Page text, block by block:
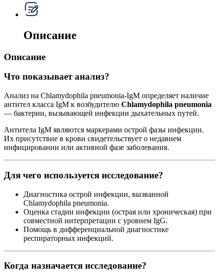
Описание
Описание
Что показывает анализ?
Анализ на Chlamydophila pneumonia-IgM определяет наличие
антител класса IgM к возбудителю Chlamydophila pneumonia
— бактерии, вызывающей инфекции дыхательных путей.
Антитела IgM являются маркерами острой фазы инфекции.
Их присутствие в крови свидетельствует о недавнем
инфицировании или активной фазе заболевания.
Для чего используется исследование?
Диагностика острой инфекции, вызванной
Chlamydophila pneumonia.
Оценка стадии инфекции (острая или хроническая) при
совместной интерпретации с уровнем IgG.
Помощь в дифференциальной диагностике
респираторных инфекций.
Когда назначается исследование?